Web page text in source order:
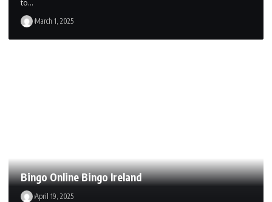
to…
March 1, 2025
Bingo Online Bingo Ireland
April 19, 2025